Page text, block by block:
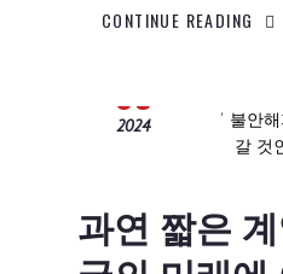
CONTINUE READING
05
2024
과연 짧은